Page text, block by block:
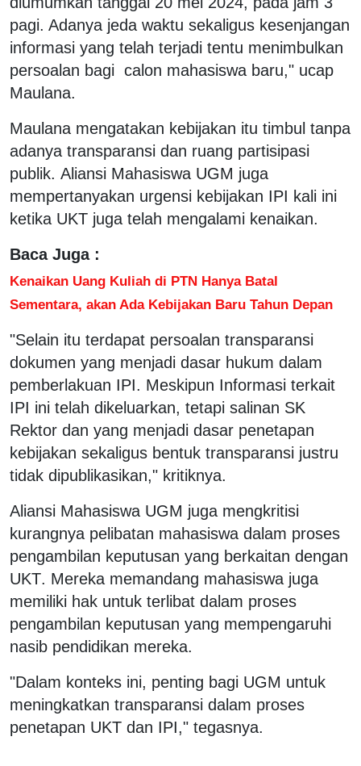
pagi. Adanya jeda waktu sekaligus kesenjangan
informasi yang telah terjadi tentu menimbulkan
persoalan bagi calon mahasiswa baru," ucap
Maulana.
Maulana mengatakan kebijakan itu timbul tanpa
adanya transparansi dan ruang partisipasi
publik. Aliansi Mahasiswa UGM juga
mempertanyakan urgensi kebijakan IPI kali ini
ketika UKT juga telah mengalami kenaikan.
Baca Juga :
Kenaikan Uang Kuliah di PTN Hanya Batal
Sementara, akan Ada Kebijakan Baru Tahun Depan
"Selain itu terdapat persoalan transparansi
dokumen yang menjadi dasar hukum dalam
pemberlakuan IPI. Meskipun Informasi terkait
IPI ini telah dikeluarkan, tetapi salinan SK
Rektor dan yang menjadi dasar penetapan
kebijakan sekaligus bentuk transparansi justru
tidak dipublikasikan," kritiknya.
Aliansi Mahasiswa UGM juga mengkritisi
kurangnya pelibatan mahasiswa dalam proses
pengambilan keputusan yang berkaitan dengan
UKT. Mereka memandang mahasiswa juga
memiliki hak untuk terlibat dalam proses
pengambilan keputusan yang mempengaruhi
nasib pendidikan mereka.
"Dalam konteks ini, penting bagi UGM untuk
meningkatkan transparansi dalam proses
penetapan UKT dan IPI," tegasnya.